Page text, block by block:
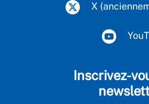
X
Inscrivez-